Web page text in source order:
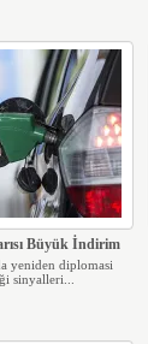
Büyük İndirim
yeniden diplomasi
sinyalleri...